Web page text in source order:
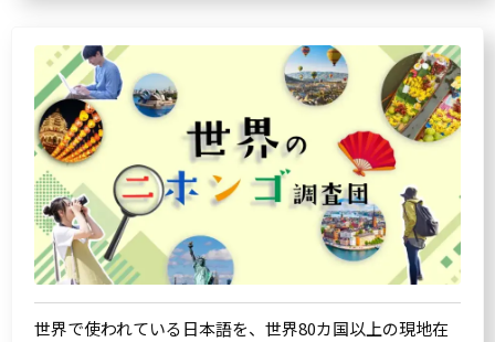
世界で使われている日本語を、世界80カ国以上の現地在